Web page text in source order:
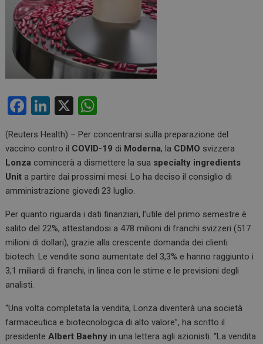
F
ce
b
o
o
k
Li
ke
dI
n
X
at
s
A
p
p
(Reuters Health) – Per concentrarsi sulla preparazione del
vaccino contro il COVID-19 di Moderna, la CDMO svizzera
Lonza comincerà a dismettere la sua specialty ingredients
Unit a partire dai prossimi mesi. Lo ha deciso il consiglio di
amministrazione giovedì 23 luglio.
Per quanto riguarda i dati finanziari, l’utile del primo semestre è
salito del 22%, attestandosi a 478 milioni di franchi svizzeri (517
milioni di dollari), grazie alla crescente domanda dei clienti
biotech. Le vendite sono aumentate del 3,3% e hanno raggiunto i
3,1 miliardi di franchi, in linea con le stime e le previsioni degli
analisti.
“Una volta completata la vendita, Lonza diventerà una società
farmaceutica e biotecnologica di alto valore”, ha scritto il
presidenteAlbert Baehny in una lettera agli azionisti. “La vendita